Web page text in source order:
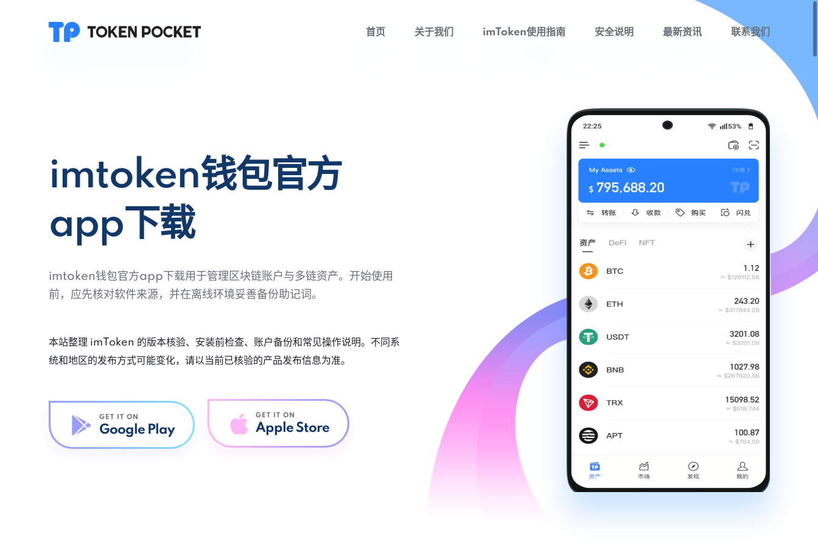
首页 关于我们 imToken使用指南 安全说明 最新资讯 联系我们
imtoken钱包官方
app下载
imtoken钱包官方app下载用于管理区块链账户与多链资产。开始使用
前，应先核对软件来源，并在离线环境妥善备份助记词。
本站整理 imToken 的版本核验、安装前检查、账户备份和常见操作说明。不同系
统和地区的发布方式可能变化，请以当前已核验的产品发布信息为准。
GET IT ON
Google Play
GET IT ON
Apple Store